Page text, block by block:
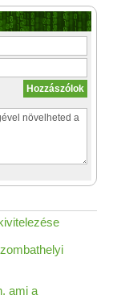
ami a